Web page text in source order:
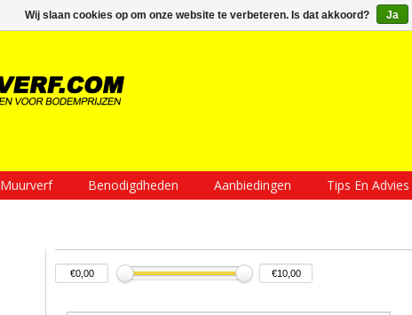
Inloggen Een account aanmaken Mijn winkelwagen €0,00
Muurverf Benodigdheden Aanbiedingen Tips En Advies
Wij slaan cookies op om onze website te verbeteren. Is dat akkoord? Ja